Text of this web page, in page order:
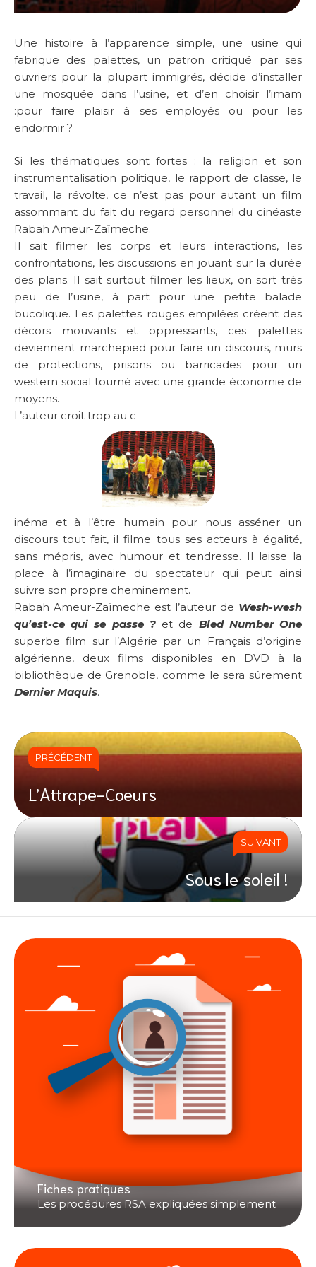
Une histoire à l’apparence simple, une usine qui
fabrique des palettes, un patron critiqué par ses
ouvriers pour la plupart immigrés, décide d’installer
une mosquée dans l’usine, et d’en choisir l’imam
:pour faire plaisir à ses employés ou pour les
endormir ?
Si les thématiques sont fortes : la religion et son
instrumentalisation politique, le rapport de classe, le
travail, la révolte, ce n’est pas pour autant un film
assommant du fait du regard personnel du cinéaste
Rabah Ameur-Zaïmeche.
Il sait filmer les corps et leurs interactions, les
confrontations, les discussions en jouant sur la durée
des plans. Il sait surtout filmer les lieux, on sort très
peu de l’usine, à part pour une petite balade
bucolique. Les palettes rouges empilées créent des
décors mouvants et oppressants, ces palettes
deviennent marchepied pour faire un discours, murs
de protections, prisons ou barricades pour un
western social tourné avec une grande économie de
moyens.
L’auteur croit trop au c
inéma et à l’être humain pour nous asséner un
discours tout fait, il filme tous ses acteurs à égalité,
sans mépris, avec humour et tendresse. Il laisse la
place à l’imaginaire du spectateur qui peut ainsi
suivre son propre cheminement.
Rabah Ameur-Zaïmeche est l’auteur de Wesh-wesh
qu’est-ce qui se passe ?et de Bled Number One
superbe film sur l’Algérie par un Français d’origine
algérienne, deux films disponibles en DVD à la
bibliothèque de Grenoble, comme le sera sûrement
Dernier Maquis.
PRÉCÉDENT
L’Attrape-Coeurs
SUIVANT
Sous le soleil !
Fiches pratiques
Les procédures RSA expliquées simplement